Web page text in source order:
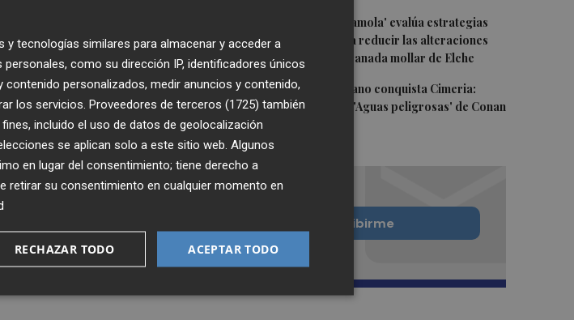
El proyecto 'Gramola' evalúa estrategias
sostenibles para reducir las alteraciones
internas de la granada mollar de Elche
5El talento murciano conquista Cimeria:
Dagnino ilustra 'Aguas peligrosas' de Conan
actualidad de
en tu correo
Quiero suscribirme
tecnologías similares para almacenar y acceder a
como su dirección IP, identificadores únicos
personalizados, medir anuncios y contenido,
los servicios. Proveedores de terceros (1725) también
incluido el uso de datos de geolocalización
se aplican solo a este sitio web. Algunos
en lugar del consentimiento; tiene derecho a
retirar su consentimiento en cualquier momento en
ACEPTAR TODO
RECHAZAR TODO